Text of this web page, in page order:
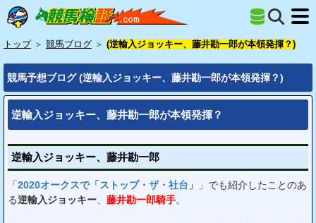
トップ ＞ 競馬ブログ ＞ (逆輸入ジョッキー、藤井勘一郎が本領発揮？)
競馬予想ブログ (逆輸入ジョッキー、藤井勘一郎が本領発揮？)
逆輸入ジョッキー、藤井勘一郎が本領発揮？
逆輸入ジョッキー、藤井勘一郎
「2020オークスで「ストップ・ザ・社台」
」でも紹介したことのあ
る逆輸入ジョッキー 藤井勘一郎騎手。